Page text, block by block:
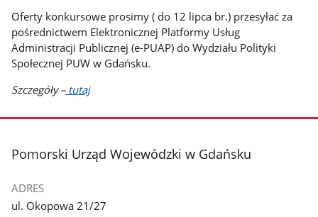
Oferty konkursowe prosimy ( do 12 lipca br.) przesyłać za
pośrednictwem Elektronicznej Platformy Usług
Administracji Publicznej (e-PUAP) do Wydziału Polityki
Społecznej PUW w Gdańsku.
Szczegóły –tutaj
stopka
Pomorski Urząd Wojewódzki w Gdańsku
ADRES
ul. Okopowa 21/27